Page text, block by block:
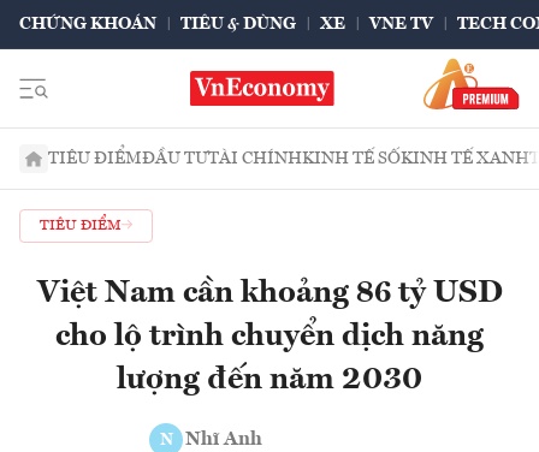
CHỨNG KHOÁN TIÊU & DÙNG XE VNE TV TECH
TIÊU ĐIỂMĐẦU TƯTÀI CHÍNHKINH TẾ SỐKINH TẾ XANH
TIÊU ĐIỂM
Việt Nam cần khoảng 86 tỷ USD
cho lộ trình chuyển dịch năng
lượng đến năm 2030
N Nhĩ Anh